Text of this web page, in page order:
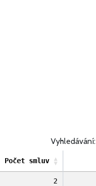
Vyhledávání:
Počet smluv
2